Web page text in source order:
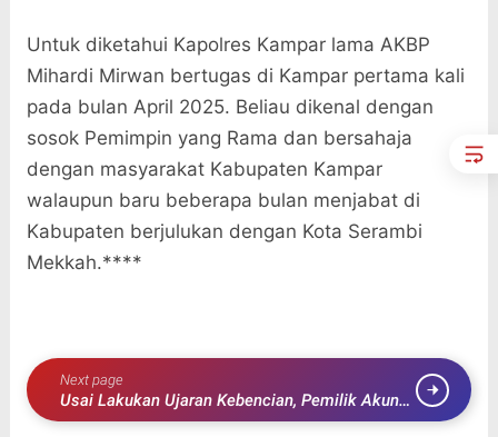
Untuk diketahui Kapolres Kampar lama AKBP
Mihardi Mirwan bertugas di Kampar pertama kali
pada bulan April 2025. Beliau dikenal dengan
sosok Pemimpin yang Rama dan bersahaja
dengan masyarakat Kabupaten Kampar
walaupun baru beberapa bulan menjabat di
Kabupaten berjulukan dengan Kota Serambi
Mekkah.****
Next page
Usai Lakukan Ujaran Kebencian, Pemilik Akun
Suma Lawell Sampaikan Permohonan Maaf ke